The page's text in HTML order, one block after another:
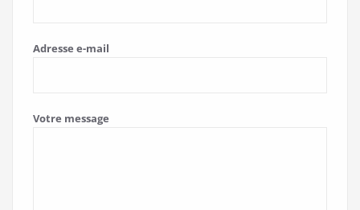
Adresse e-mail
Votre message